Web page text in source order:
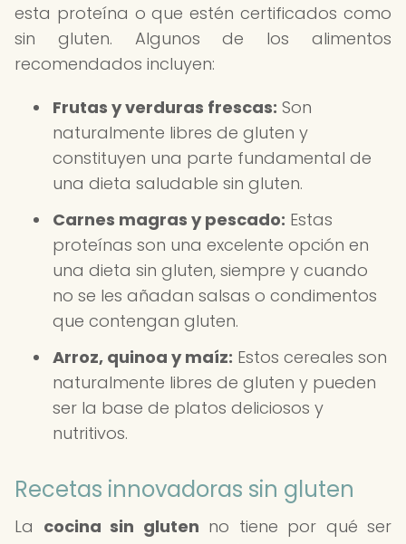
esta proteína o que estén certificados como
sin gluten. Algunos de los alimentos
recomendados incluyen:
Frutas y verduras frescas: Son
naturalmente libres de gluten y
constituyen una parte fundamental de
una dieta saludable sin gluten.
Carnes magras y pescado: Estas
proteínas son una excelente opción en
una dieta sin gluten, siempre y cuando
no se les añadan salsas o condimentos
que contengan gluten.
Arroz, quinoa y maíz: Estos cereales son
naturalmente libres de gluten y pueden
ser la base de platos deliciosos y
nutritivos.
Recetas innovadoras sin gluten
La cocina sin gluten no tiene por qué ser